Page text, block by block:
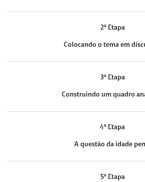
2ª Etapa
Colocando o tema em
3ª Etapa
Construindo um quadro
4ª Etapa
A questão da idade
5ª Etapa